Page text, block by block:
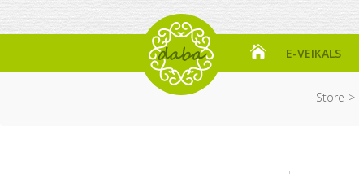
E-VEIKALS
Store